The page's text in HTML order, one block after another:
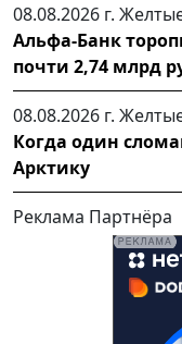
08.08.2026 г.
Альфа-Банк
почти 2,74 млрд
08.08.2026 г.
Когда один
Арктику
Реклама Партнёра